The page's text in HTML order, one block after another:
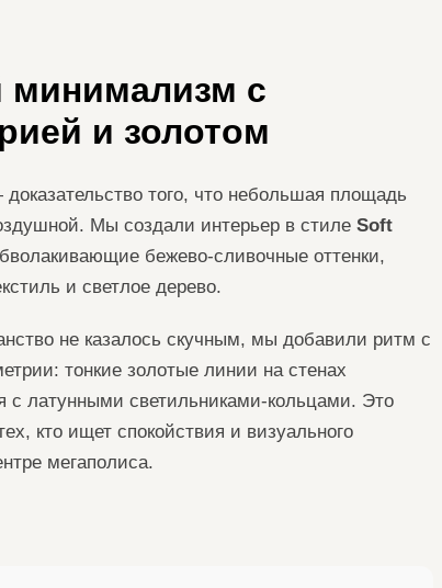
минимализм с
и золотом
того, что небольшая площадь
Мы создали интерьер в стиле Soft
бежево-сливочные оттенки,
и светлое дерево.
не казалось скучным, мы добавили ритм с
тонкие золотые линии на стенах
с латунными светильниками-кольцами. Это
кто ищет спокойствия и визуального
мегаполиса.